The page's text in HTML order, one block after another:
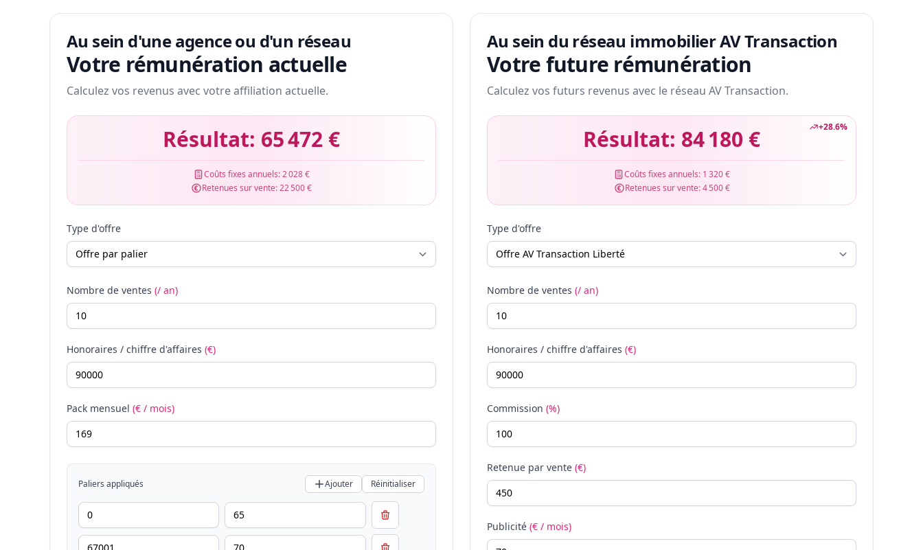
Au sein d'une agence ou d'un réseau
Votre rémunération actuelle
Calculez vos revenus avec votre affiliation actuelle.
Résultat: 65 472 €
Coûts fixes annuels:2 028 €
Retenues sur vente:22 500 €
Type d'offre
Nombre de ventes (/ an)
Honoraires / chiffre d'affaires (€)
Pack mensuel (€ / mois)
Paliers appliqués Ajouter Réinitialiser
Au sein du réseau immobilier AV Transaction
Votre future rémunération
Calculez vos futurs revenus avec le réseau AV Transaction.
+28.6%
Résultat: 84 180 €
Coûts fixes annuels: 1 320 €
Retenues sur vente:4 500 €
Type d'offre
Nombre de ventes (/ an)
Honoraires / chiffre d'affaires (€)
Commission (%)
Retenue par vente (€)
Publicité (€ / mois)